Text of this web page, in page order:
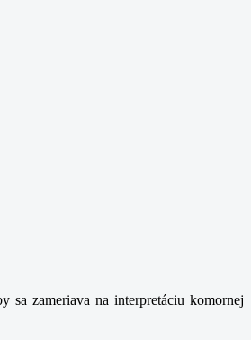
sa zameriava na interpretáciu komornej